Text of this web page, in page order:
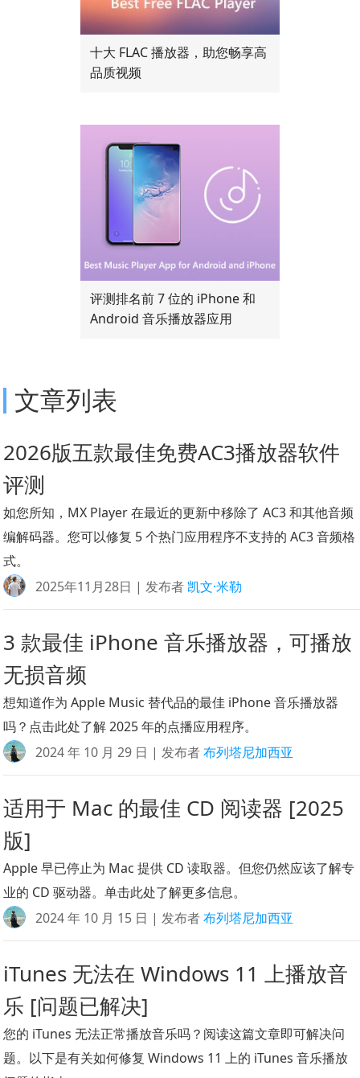
十大 FLAC 播放器，助您畅享高
品质视频
评测排名前 7 位的 iPhone 和
Android 音乐播放器应用
文章列表
2026版五款最佳免费AC3播放器软件
评测
如您所知，MX Player 在最近的更新中移除了 AC3 和其他音频
编解码器。您可以修复 5 个热门应用程序不支持的 AC3 音频格
式。
2025年11月28日 | 发布者凯文·米勒
3 款最佳 iPhone 音乐播放器，可播放
无损音频
想知道作为 Apple Music 替代品的最佳 iPhone 音乐播放器
吗？点击此处了解 2025 年的点播应用程序。
2024 年 10 月 29 日 | 发布者布列塔尼加西亚
适用于 Mac 的最佳 CD 阅读器 [2025
版]
Apple 早已停止为 Mac 提供 CD 读取器。但您仍然应该了解专
业的 CD 驱动器。单击此处了解更多信息。
2024 年 10 月 15 日 | 发布者布列塔尼加西亚
iTunes 无法在 Windows 11 上播放音
乐 [问题已解决]
您的 iTunes 无法正常播放音乐吗？阅读这篇文章即可解决问
题。以下是有关如何修复 Windows 11 上的 iTunes 音乐播放